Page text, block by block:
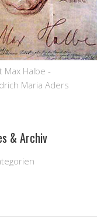
Max Halbe -
Maria Aders
& Archiv